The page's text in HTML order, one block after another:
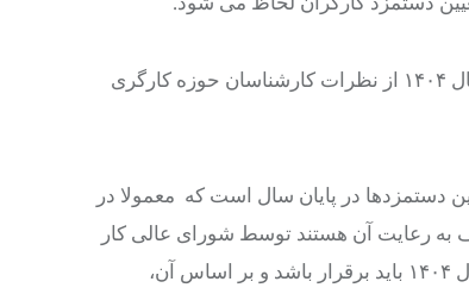
وزیر تعاون، کار و ر فاه اجتماعی گفت : برای اولین بار امسال برای تعیین دستمزد کارگران در سال ۱۴۰۴ از نظرات کارشناسان حوزه کارگری
دستمزدها در پایان سال است که معمولا در
به رعایت آن هستند توسط شورای عالی کار
تعیین میشود. وی افزود: امسال، از آذرماه، از کارشناسان در خصوص اینکه چه دستمزدی در سال ۱۴۰۴ باید برقرار باشد و بر اساس آن،